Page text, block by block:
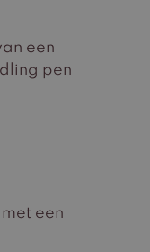
een
pen
een